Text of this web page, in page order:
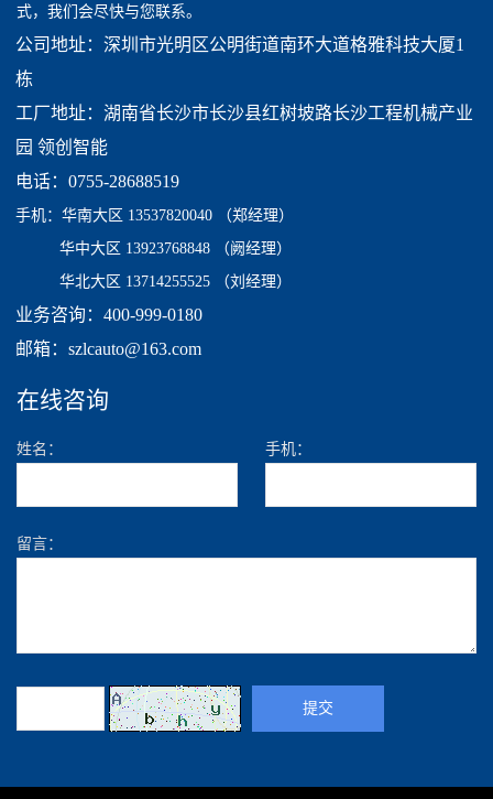
式，我们会尽快与您联系。
公司地址：深圳市光明区公明街道南环大道格雅科技大厦1
栋
工厂地址：湖南省长沙市长沙县红树坡路长沙工程机械产业
园 领创智能
电话：0755-28688519
手机： 华南大区 13537820040 （郑经理）
华中大区 13923768848 （阙经理）
华北大区 13714255525 （刘经理）
业务咨询：400-999-0180
邮箱：szlcauto@163.com
在线咨询
姓名： 手机：
留言：